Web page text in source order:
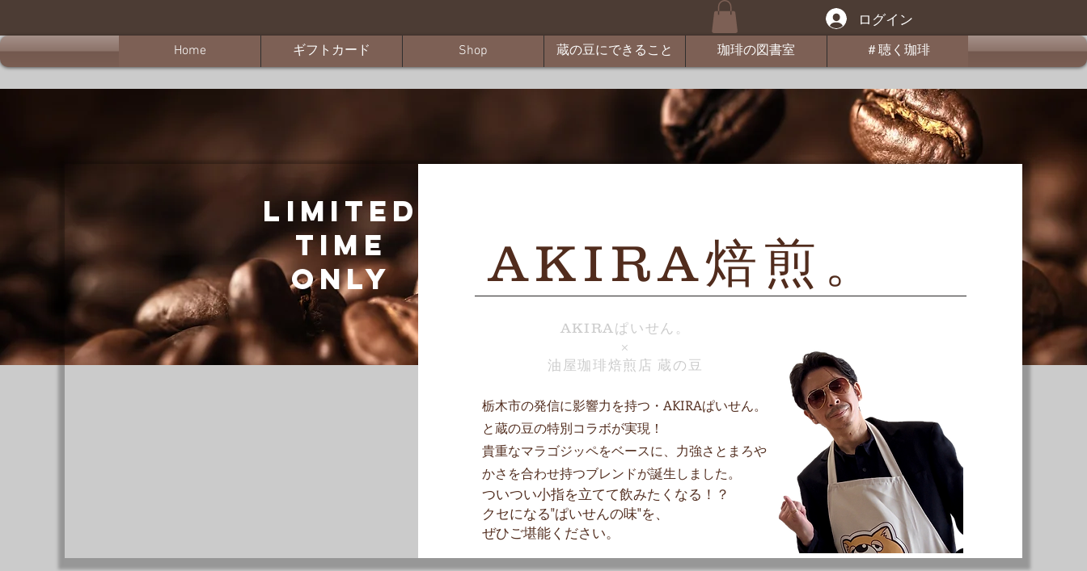
ログイン
Home ギフトカード Shop 蔵の豆にできること 珈琲の図書室 ＃聴く珈琲
Limited
Time
Only
AKIRA焙煎。
AKIRAぱいせん。
×
​油屋珈琲焙煎店 蔵の豆
栃木市の発信に影響力を持つ・AKIRAぱいせん。
と蔵の豆の特別コラボが実現！
貴重なマラゴジッペをベースに、力強さとまろや
かさを合わせ持つブレンドが誕生しました。
ついつい小指を立てて飲みたくなる！？
クセになる"ぱいせんの味"を、
ぜひご堪能ください。